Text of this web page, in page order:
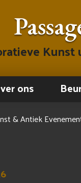
ons
& Antiek